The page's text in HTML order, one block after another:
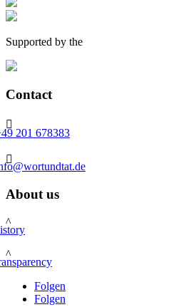
Supported by the
Contact

201 678383

About us
^
^
Folgen
Folgen